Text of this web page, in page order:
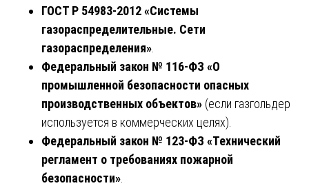
ГОСТ Р 54983-2012 «Системы
газораспределительные. Сети
газораспределения»
Федеральный закон № 116-ФЗ «О
промышленной безопасности опасных
производственных объектов» (если газгольдер
используется в коммерческих целях).
Федеральный закон № 123-ФЗ «Технический
регламент о требованиях пожарной
безопасности»